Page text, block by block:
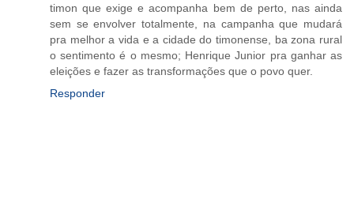
timon que exige e acompanha bem de perto, nas ainda
sem se envolver totalmente, na campanha que mudará
pra melhor a vida e a cidade do timonense, ba zona rural
o sentimento é o mesmo; Henrique Junior pra ganhar as
eleições e fazer as transformações que o povo quer.
Responder